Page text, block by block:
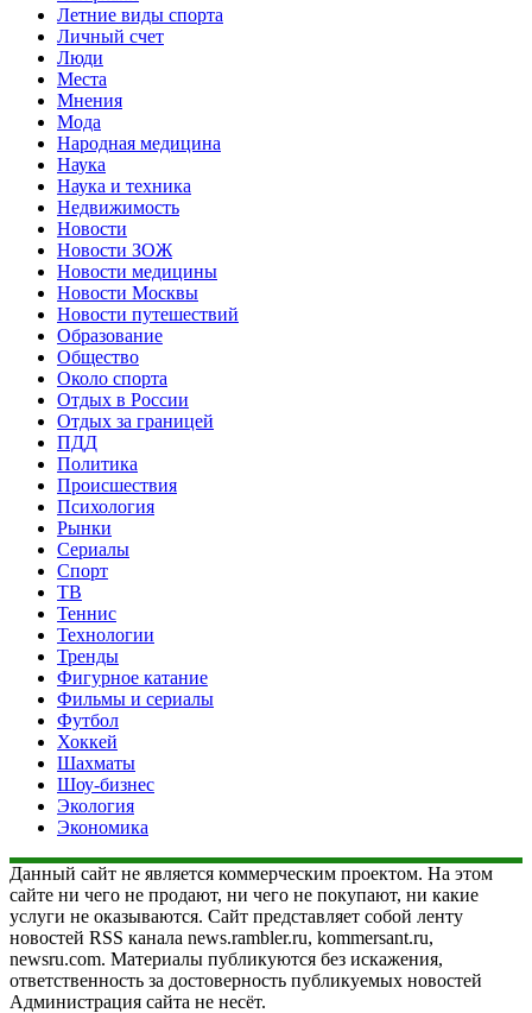
Летние виды спорта
Личный счет
Люди
Места
Мнения
Мода
Народная медицина
Наука
Наука и техника
Недвижимость
Новости
Новости ЗОЖ
Новости медицины
Новости Москвы
Новости путешествий
Образование
Общество
Около спорта
Отдых в России
Отдых за границей
ПДД
Политика
Происшествия
Психология
Рынки
Сериалы
Спорт
ТВ
Теннис
Технологии
Тренды
Фигурное катание
Фильмы и сериалы
Футбол
Хоккей
Шахматы
Шоу-бизнес
Экология
Экономика
Данный сайт не является коммерческим проектом. На этом
сайте ни чего не продают, ни чего не покупают, ни какие
услуги не оказываются. Сайт представляет собой ленту
новостей RSS канала news.rambler.ru, kommersant.ru,
newsru.com. Материалы публикуются без искажения,
ответственность за достоверность публикуемых новостей
Администрация сайта не несёт.